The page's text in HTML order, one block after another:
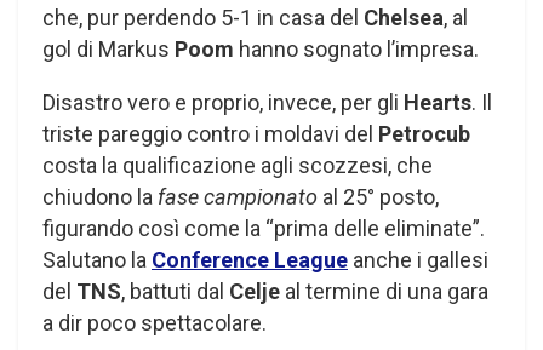
che, pur perdendo 5-1 in casa del Chelsea, al
gol di Markus Poom hanno sognato l’impresa.
Disastro vero e proprio, invece, per gli Hearts. Il
triste pareggio contro i moldavi del Petrocub
costa la qualificazione agli scozzesi, che
chiudono la fase campionato al 25° posto,
figurando così come la “prima delle eliminate”.
Salutano la Conference League anche i gallesi
del TNS, battuti dal Celje al termine di una gara
a dir poco spettacolare.